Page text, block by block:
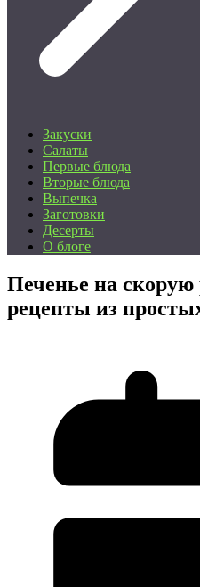
Закуски
Салаты
Первые блюда
Вторые блюда
Выпечка
Заготовки
Десерты
О блоге
Печенье на
рецепты из